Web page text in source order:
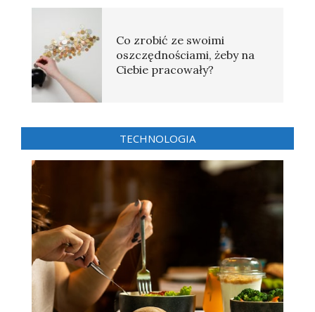
Co zrobić ze swoimi
oszczędnościami, żeby na
Ciebie pracowały?
TECHNOLOGIA